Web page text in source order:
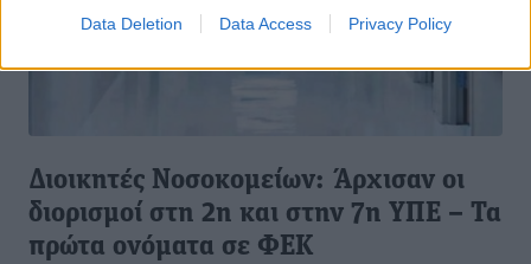
Data Deletion Data Access Privacy Policy
Διοικητές Νοσοκομείων: Άρχισαν οι
διορισμοί στη 2η και στην 7η ΥΠΕ – Τα
πρώτα ονόματα σε ΦΕΚ